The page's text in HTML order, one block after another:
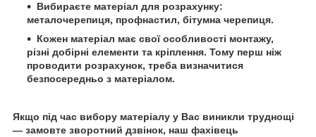
Вибираєте матеріал для розрахунку:
металочерепиця, профнастил, бітумна черепиця.
Кожен матеріал має свої особливості монтажу,
різні добірні елементи та кріплення. Тому перш ніж
проводити розрахунок, треба визначитися
безпосередньо з матеріалом.
Якщо під час вибору матеріалу у Вас виникли труднощі
— замовте зворотний дзвінок, наш фахівець